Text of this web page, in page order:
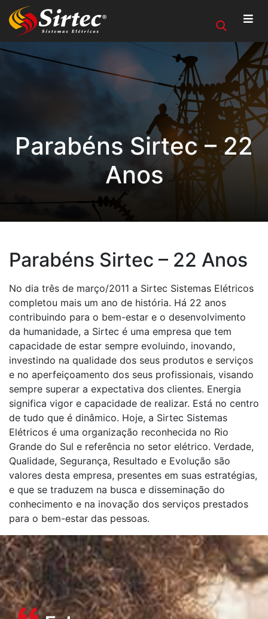
Parabéns Sirtec – 22
Anos
Parabéns Sirtec – 22 Anos
No dia três de março/2011 a Sirtec Sistemas Elétricos
completou mais um ano de história. Há 22 anos
contribuindo para o bem-estar e o desenvolvimento
da humanidade, a Sirtec é uma empresa que tem
capacidade de estar sempre evoluindo, inovando,
investindo na qualidade dos seus produtos e serviços
e no aperfeiçoamento dos seus profissionais, visando
sempre superar a expectativa dos clientes. Energia
significa vigor e capacidade de realizar. Está no centro
de tudo que é dinâmico. Hoje, a Sirtec Sistemas
Elétricos é uma organização reconhecida no Rio
Grande do Sul e referência no setor elétrico. Verdade,
Qualidade, Segurança, Resultado e Evolução são
valores desta empresa, presentes em suas estratégias,
e que se traduzem na busca e disseminação do
conhecimento e na inovação dos serviços prestados
para o bem-estar das pessoas.